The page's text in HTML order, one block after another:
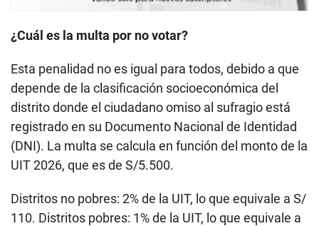
¿Cuál es la multa por no votar?
Esta penalidad no es igual para todos, debido a que
depende de la clasificación socioeconómica del
distrito donde el ciudadano omiso al sufragio está
registrado en su Documento Nacional de Identidad
(DNI). La multa se calcula en función del monto de la
UIT 2026, que es de S/5.500.
Distritos no pobres: 2% de la UIT, lo que equivale a S/
110. Distritos pobres: 1% de la UIT, lo que equivale a